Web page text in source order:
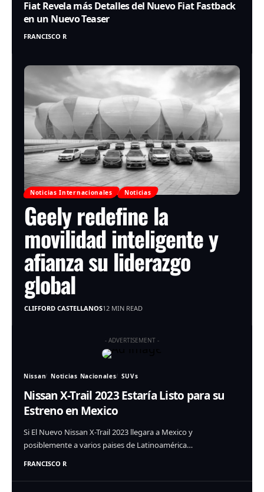
Fiat Revela más Detalles del Nuevo Fiat Fastback
en un Nuevo Teaser
FRANCISCO R
Noticias Internacionales Noticias
Geely redefine la
movilidad inteligente y
afianza su liderazgo
global
CLIFFORD CASTELLANOS12 MIN READ
- ADVERTISEMENT -
Nissan Noticias Nacionales SUVs
Nissan X-Trail 2023 Estaría Listo para su
Estreno en Mexico
Si El Nuevo Nissan X-Trail 2023 llegara a Mexico y
posiblemente a varios paises de Latinoamérica…
FRANCISCO R